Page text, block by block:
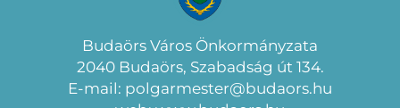
Budaörs Város Önkormányzata
2040 Budaörs, Szabadság út 134.
E-mail: polgarmester@budaors.hu